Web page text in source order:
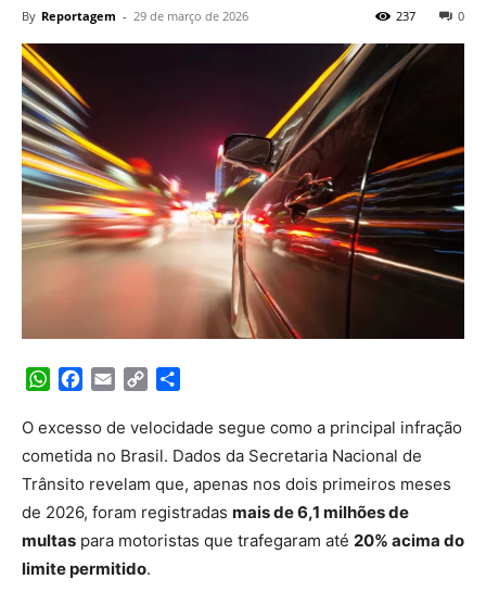
By Reportagem - 29 de março de 2026 0
237
WhatsApp
Facebook
Email Copy
O excesso de velocidade segue como a principal infração
cometida no Brasil. Dados da Secretaria Nacional de
Trânsito revelam que, apenas nos dois primeiros meses
de 2026, foram registradas mais de 6,1 milhões de
multas para motoristas que trafegaram até 20% acima do
limite permitido.